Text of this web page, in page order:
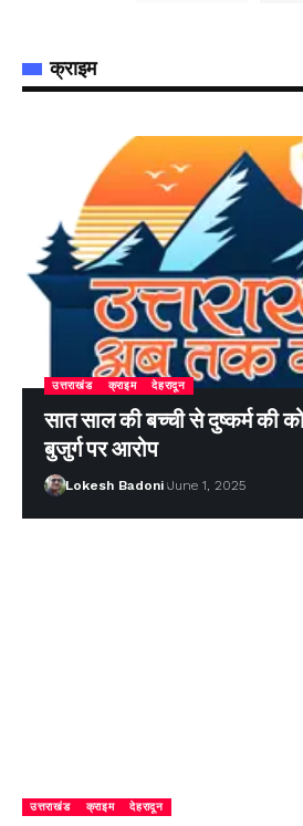
क्राइम
उत्तराखंड क्राइम देहरादून
सात साल की बच्ची से दुष्कर्म की
बुजुर्ग पर आरोप
Lokesh Badoni June 1, 2025
उत्तराखंड क्राइम देहरादून